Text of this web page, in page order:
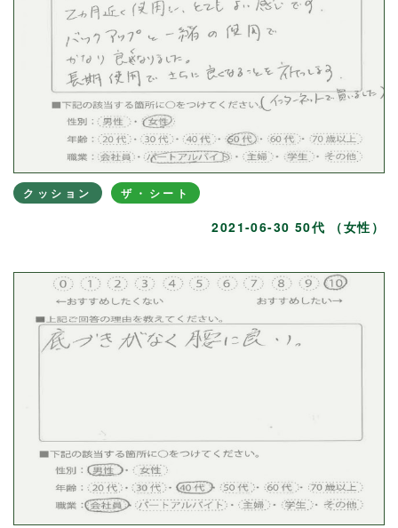
クッション ザ・シート
2021-06-30 50代 （女性）